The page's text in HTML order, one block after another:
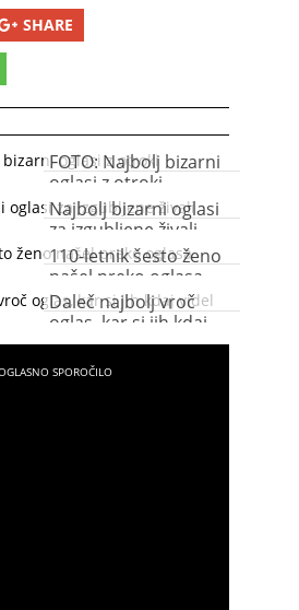
SHARE
FOTO: Najbolj bizarni
oglasi z otroki
Najbolj bizarni oglasi
za izgubljene živali
110-letnik šesto ženo
našel preko oglasa
Daleč najbolj vroč
oglas, kar si jih kdaj
videl